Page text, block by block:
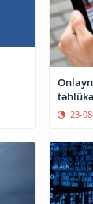
təhlükə
23-